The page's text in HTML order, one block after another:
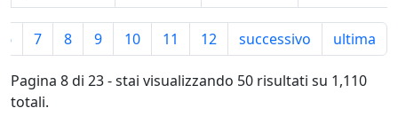
6 7 8 9 10 11 12 successivo ultima
Pagina 8 di 23 - stai visualizzando 50 risultati su 1,110
totali.